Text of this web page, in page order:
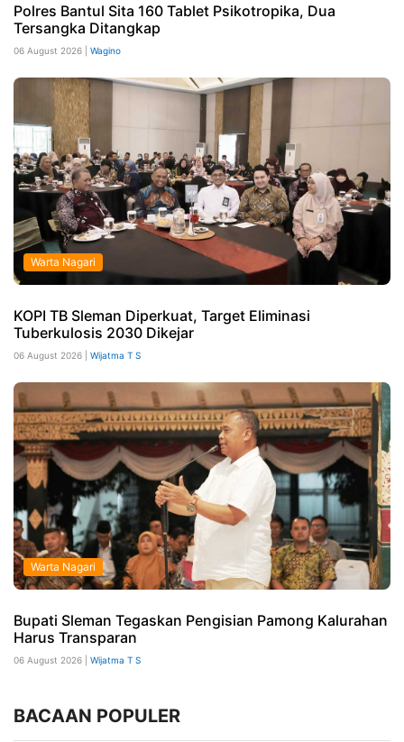
Polres Bantul Sita 160 Tablet Psikotropika, Dua
Tersangka Ditangkap
06 August 2026 | Wagino
Warta Nagari
KOPI TB Sleman Diperkuat, Target Eliminasi
Tuberkulosis 2030 Dikejar
06 August 2026 | Wijatma T S
Warta Nagari
Bupati Sleman Tegaskan Pengisian Pamong Kalurahan
Harus Transparan
06 August 2026 | Wijatma T S
BACAAN POPULER